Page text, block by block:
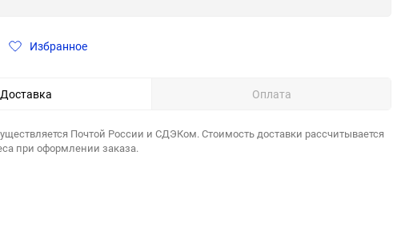
Избранное
Доставка Оплата
Почтой России и СДЭКом. Стоимость доставки рассчитывается
при оформлении заказа.